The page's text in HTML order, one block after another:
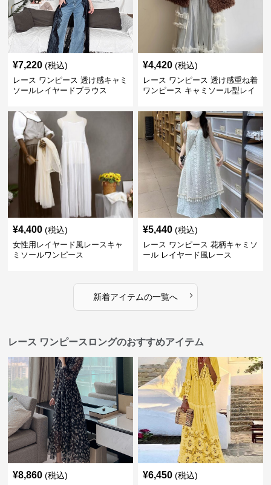
¥7,220 (税込)
レース ワンピース 透け感キャミ
ソールレイヤードブラウス
¥4,420 (税込)
レース ワンピース 透け感重ね着
ワンピース キャミソール型レイ
¥4,400 (税込)
女性用レイヤード風レースキャ
ミソールワンピース
¥5,440 (税込)
レース ワンピース 花柄キャミソ
ール レイヤード風レース
新着アイテムの一覧へ ›
レース ワンピースロングのおすすめアイテム
¥8,860 (税込) ¥6,450 (税込)